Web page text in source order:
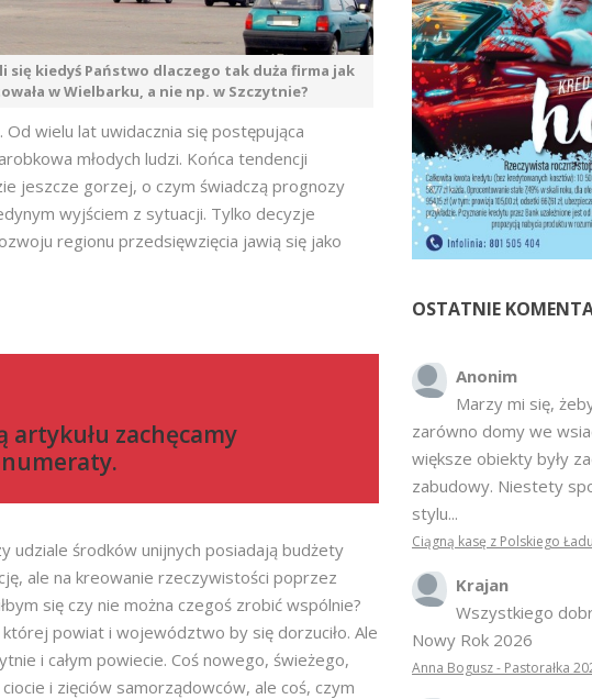
się kiedyś Państwo dlaczego tak duża firma jak
w Wielbarku, a nie np. w Szczytnie?
wielu lat uwidacznia się postępująca
młodych ludzi. Końca tendencji
jeszcze gorzej, o czym świadczą prognozy
wyjściem z sytuacji. Tylko decyzje
regionu przedsięwzięcia jawią się jako
artykułu zachęcamy
.
środków unijnych posiadają budżety
ale na kreowanie rzeczywistości poprzez
się czy nie można czegoś zrobić wspólnie?
powiat i województwo by się dorzuciło. Ale
i całym powiecie. Coś nowego, świeżego,
i zięciów samorządowców, ale coś, czym
OSTATNIE
Anonim
Marzy mi się,
zarówno domy we
większe obiekty były
zabudowy. Niestety
stylu...
Ciągną kasę z Polskiego Ładu
Krajan
Wszystkiego
Nowy Rok 2026
Anna Bogusz - Pastorałka